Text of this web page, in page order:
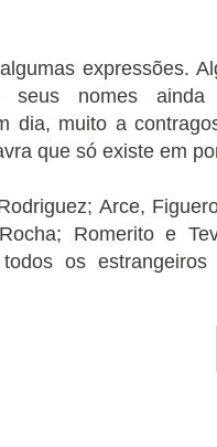
expressões.
seus nomes
dia, muito a
que só existe em
Arce,
Romerito e
os